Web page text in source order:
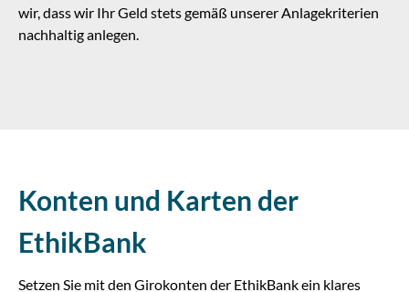
wir, dass wir Ihr Geld stets gemäß unserer Anlagekriterien
nachhaltig anlegen.
Konten und Karten der
EthikBank
Setzen Sie mit den Girokonten der EthikBank ein klares